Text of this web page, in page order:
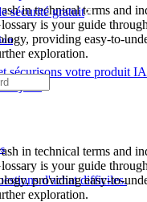
sécurisons votre produit
jour.
d'achat difficiles.
sécurité gratuit
in technical terms and
is your guide
providing easy-to-
exploration.
in technical terms and
is your guide
providing easy-to-
exploration.